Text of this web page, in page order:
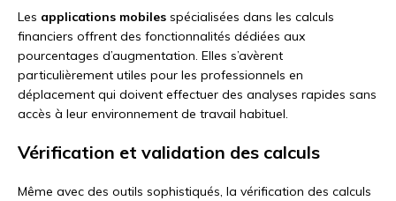
Les applications mobiles spécialisées dans les calculs
financiers offrent des fonctionnalités dédiées aux
pourcentages d’augmentation. Elles s’avèrent
particulièrement utiles pour les professionnels en
déplacement qui doivent effectuer des analyses rapides sans
accès à leur environnement de travail habituel.
Vérification et validation des calculs
Même avec des outils sophistiqués, la vérification des calculs